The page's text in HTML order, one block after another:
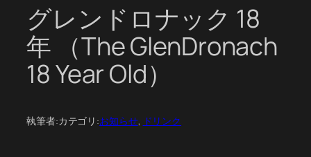
グレンドロナック 18
年 （The GlenDronach
18 Year Old）
執筆者:カテゴリ:お知らせ, ドリンク